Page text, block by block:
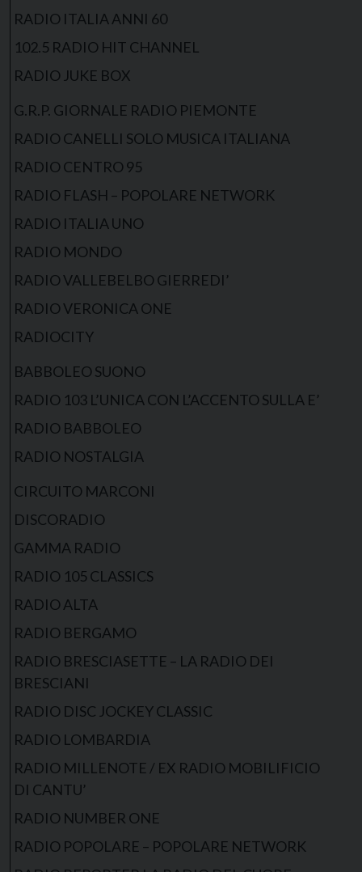
RADIO ITALIA ANNI 60
102.5 RADIO HIT CHANNEL
RADIO JUKE BOX
G.R.P. GIORNALE RADIO PIEMONTE
RADIO CANELLI SOLO MUSICA ITALIANA
RADIO CENTRO 95
RADIO FLASH – POPOLARE NETWORK
RADIO ITALIA UNO
RADIO MONDO
RADIO VALLEBELBO GIERREDI’
RADIO VERONICA ONE
RADIOCITY
BABBOLEO SUONO
RADIO 103 L’UNICA CON L’ACCENTO SULLA E’
RADIO BABBOLEO
RADIO NOSTALGIA
CIRCUITO MARCONI
DISCORADIO
GAMMA RADIO
RADIO 105 CLASSICS
RADIO ALTA
RADIO BERGAMO
RADIO BRESCIASETTE – LA RADIO DEI
BRESCIANI
RADIO DISC JOCKEY CLASSIC
RADIO LOMBARDIA
RADIO MILLENOTE / EX RADIO MOBILIFICIO
DI CANTU’
RADIO NUMBER ONE
RADIO POPOLARE – POPOLARE NETWORK